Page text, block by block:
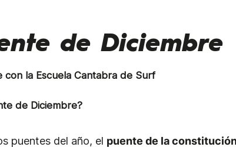
de Diciembre
la Escuela Cantabra de Surf
de Diciembre?
puentes del año, el puente de la